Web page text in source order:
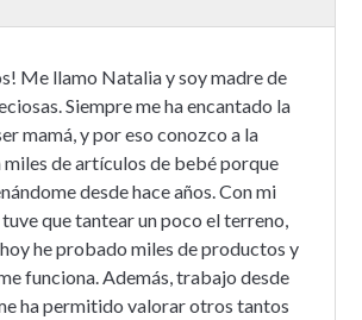
Me llamo Natalia y soy madre de
Siempre me ha encantado la
mamá, y por eso conozco a la
de artículos de bebé porque
desde hace años. Con mi
que tantear un poco el terreno,
he probado miles de productos y
funciona. Además, trabajo desde
ha permitido valorar otros tantos